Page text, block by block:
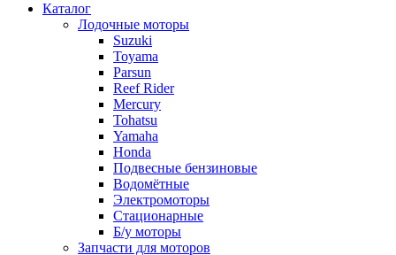
Каталог
Лодочные моторы
Suzuki
Toyama
Parsun
Reef Rider
Mercury
Tohatsu
Yamaha
Honda
Подвесные бензиновые
Водомётные
Электромоторы
Стационарные
Б/у моторы
Запчасти для моторов